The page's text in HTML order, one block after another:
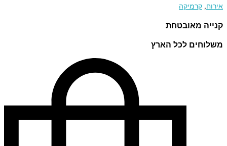
אירוח, קרמיקה
קנייה מאובטחת
משלוחים לכל הארץ